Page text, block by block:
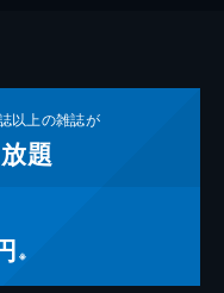
以上の雑誌が
題
※